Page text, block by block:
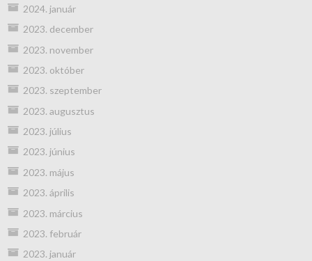
2024. január
2023. december
2023. november
2023. október
2023. szeptember
2023. augusztus
2023. július
2023. június
2023. május
2023. április
2023. március
2023. február
2023. január